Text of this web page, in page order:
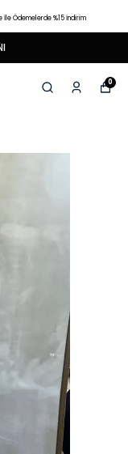
İle Ödemelerde %15 İndirim
0